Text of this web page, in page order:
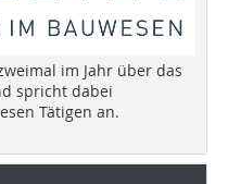
im Jahr über das
spricht dabei
Tätigen an.